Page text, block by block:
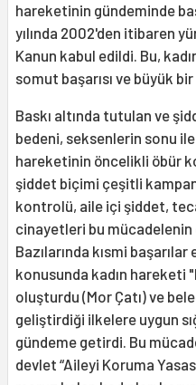
hareketinin gündeminde
yılında 2002'den itibaren
Kanun kabul edildi. Bu,
somut başarısı ve büyük bir
Baskı altında tutulan ve
bedeni, seksenlerin sonu
hareketinin öncelikli öbür
şiddet biçimi çeşitli
kontrolü, aile içi şiddet,
cinayetleri bu mücadelenin
Bazılarında kısmi
konusunda kadın hareketi
oluşturdu (Mor Çatı) ve
geliştirdiği ilkelere uygun
gündeme getirdi. Bu
devlet “Aileyi Koruma